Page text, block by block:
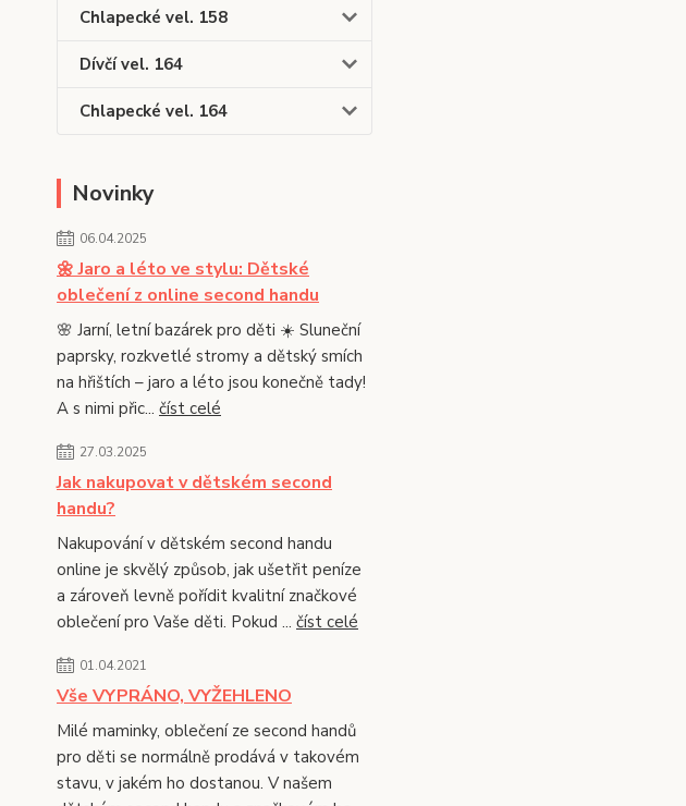
Chlapecké vel. 158
Dívčí vel. 164
Chlapecké vel. 164
Novinky
06.04.2025
🌼 Jaro a léto ve stylu: Dětské
oblečení z online second handu
🌸 Jarní, letní bazárek pro děti ☀️ Sluneční
paprsky, rozkvetlé stromy a dětský smích
na hřištích – jaro a léto jsou konečně tady!
A s nimi přic... číst celé
27.03.2025
Jak nakupovat v dětském second
handu?
Nakupování v dětském second handu
online je skvělý způsob, jak ušetřit peníze
a zároveň levně pořídit kvalitní značkové
oblečení pro Vaše děti. Pokud ... číst celé
01.04.2021
Vše VYPRÁNO, VYŽEHLENO
Milé maminky, oblečení ze second handů
pro děti se normálně prodává v takovém
stavu, v jakém ho dostanou. V našem